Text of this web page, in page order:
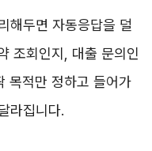
해두면 자동응답을 덜
조회인지, 대출 문의인
목적만 정하고 들어가
라집니다.